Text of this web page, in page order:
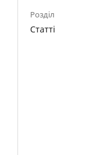
Розділ
Статті